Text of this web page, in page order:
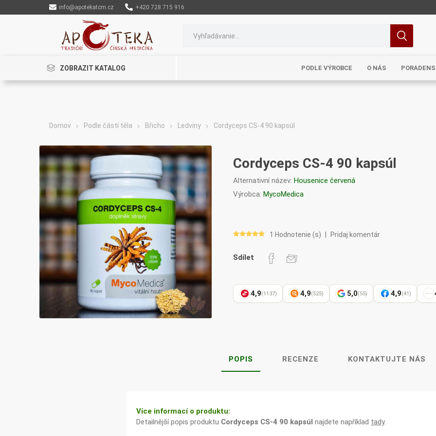
info@apotekatcm.cz +420 728 715 916
ZOBRAZIT KATALOG PODLE VÝROBCE
Cannaderm Henep Organic India
Bylinky TČM
G&G
Vitamins
Ecce Vita
s.r.o.
kapky
Narayan
ženšen
O NÁS
Domov Podle částí těla Břicho Ledviny Cordyceps CS-4 90 kapsúl
Cordyceps CS-4 90 kapsúl
Alternativní název: Housenice červená
Výrobca: MycoMedica
1 Hodnotenie (s) Pridaj komentár
Sdílet
4,9(1137) 4,9(525) 5,0(55) 4,9(41)
POPIS RECENZE KONTAKTUJTE NÁS
Více informací o produktu:
Detailnější popis produktu Cordyceps CS-4 90 kapsúl najdete například tady.